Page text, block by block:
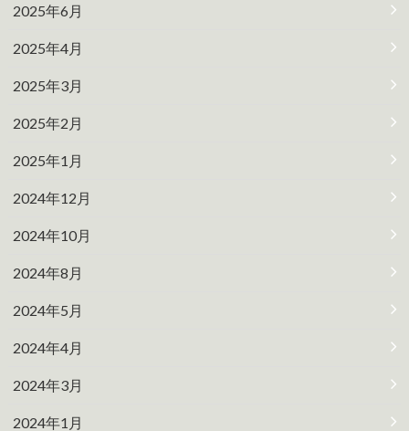
2025年6月
2025年4月
2025年3月
2025年2月
2025年1月
2024年12月
2024年10月
2024年8月
2024年5月
2024年4月
2024年3月
2024年1月